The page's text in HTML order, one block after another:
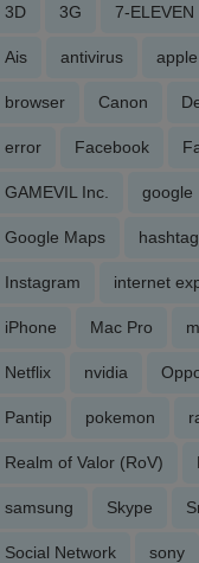
3D 3G 7-ELEVEN
Ais antivirus apple
browser Canon
error Facebook
GAMEVIL Inc. google
Google Maps hashtag
Instagram internet
iPhone Mac Pro
Netflix nvidia
Pantip pokemon
Realm of Valor (RoV)
samsung Skype
Social Network sony